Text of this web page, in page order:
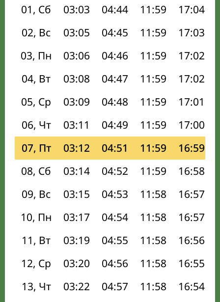
01, Сб 03:03 04:44 11:59 17:04
02, Вс
03:05 04:45 11:59 17:03
03, Пн
03:06 04:46 11:59 17:02
04, Вт
03:08 04:47 11:59 17:02
05, Ср
03:09 04:48 11:59 17:01
06, Чт
03:11 04:49 11:59 17:00
07, Пт
03:12 04:51 11:59 16:59
08, Сб
03:14 04:52 11:59 16:58
09, Вс
03:15 04:53 11:58 16:57
10, Пн
03:17 04:54 11:58 16:57
11, Вт
03:19 04:55 11:58 16:56
12, Ср
03:20 04:56 11:58 16:55
13, Чт
03:22 04:57 11:58 16:54